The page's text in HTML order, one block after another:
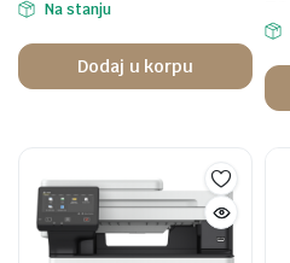
Na stanju
Dodaj u korpu